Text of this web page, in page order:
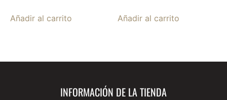
Añadir al carrito Añadir al carrito
INFORMACIÓN DE LA TIENDA